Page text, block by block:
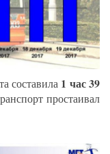
составила 1 час 39
простаивал